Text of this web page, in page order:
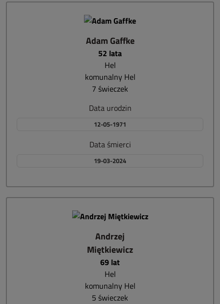
Adam Gaffke
52 lata
Hel
komunalny Hel
7 świeczek
Data urodzin
12-05-1971
Data śmierci
19-03-2024
Andrzej
Miętkiewicz
69 lat
Hel
komunalny Hel
5 świeczek